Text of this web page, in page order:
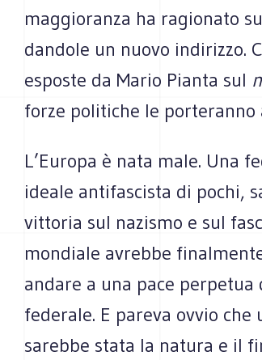
maggioranza ha ragionato
dandole un nuovo indirizzo.
esposte da Mario Pianta sul
forze politiche le porteranno
L’Europa è nata male. Una
ideale antifascista di pochi,
vittoria sul nazismo e sul
mondiale avrebbe
andare a una pace
federale. E pareva ovvio che
sarebbe stata la natura e il